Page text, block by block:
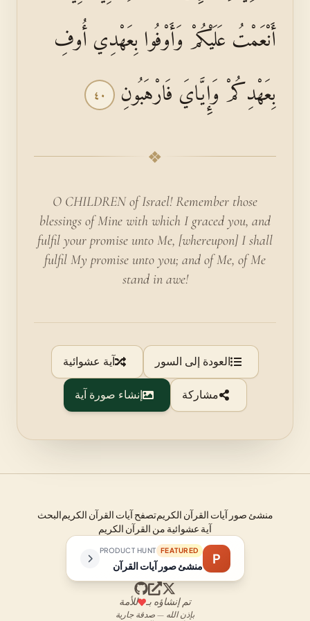
أَنْعَمْتُ عَلَيْكُمْ وَأَوْفُوا بِعَهْدِي أُوفِ
بِعَهْدِكُمْ وَإِيَّايَ فَارْهَبُونِ ٤٠
❖
O CHILDREN of Israel! Remember those
blessings of Mine with which I graced you, and
fulfil your promise unto Me, [whereupon] I shall
fulfil My promise unto you; and of Me, of Me
stand in awe!
العودة إلى السور آية عشوائية
مشاركة إنشاء صورة آية
منشئ صور آيات القرآن الكريمتصفح آيات القرآن الكريمالبحث
آية عشوائية من القرآن الكريم
P
FEATURED
PRODUCT HUNT
منشئ صور آيات القرآن
تم إنشاؤه بـ للأمة
بإذن الله — صدقة جارية